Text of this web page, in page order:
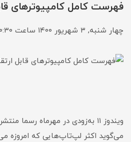
فهرست کامل کامپیوترهای قابل
چهار شنبه, ۳ شهریور ۱۴۰۰ ساعت ۲۰:۳۰
ویندوز ۱۱ به‌زودی در مهرماه